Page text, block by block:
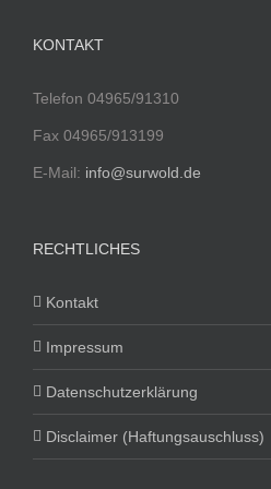
KONTAKT
Telefon 04965/91310
Fax 04965/913199
E-Mail: info@surwold.de
RECHTLICHES
Kontakt
Impressum
Datenschutzerklärung
Disclaimer (Haftungsauschluss)